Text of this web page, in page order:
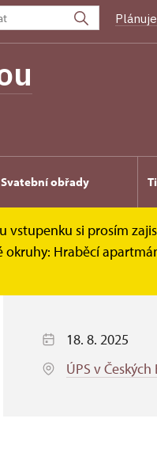
Svatební obřady
vstupenku si prosím
Hraběcí
18. 8. 2025
ÚPS v